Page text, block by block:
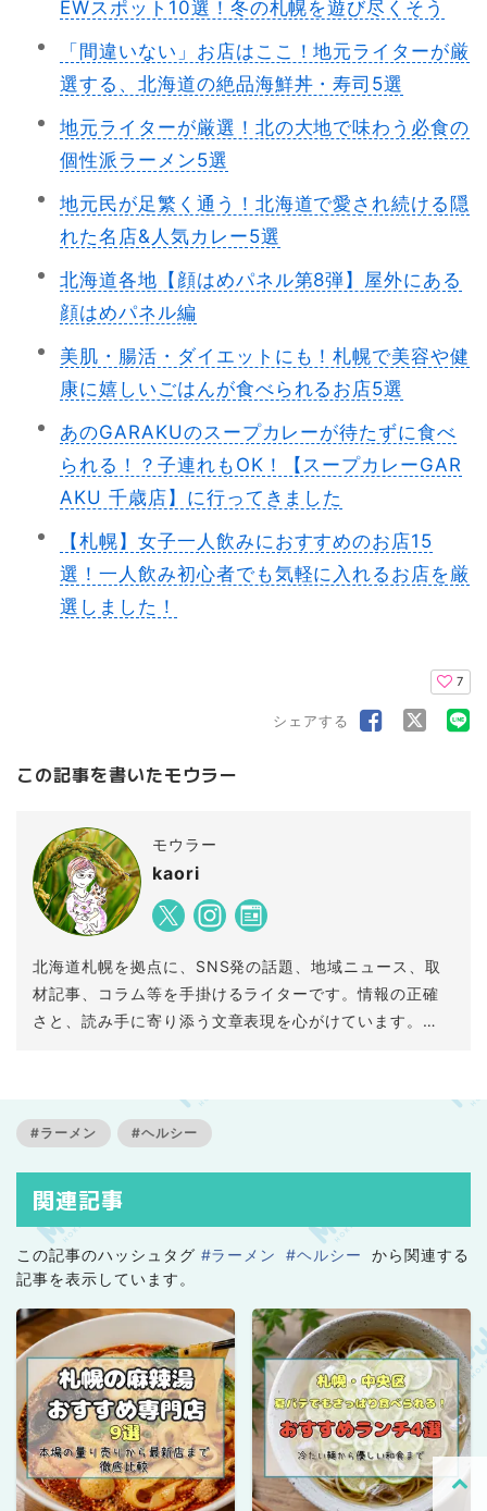
EWスポット10選！冬の札幌を遊び尽くそう
「間違いない」お店はここ！地元ライターが厳
選する、北海道の絶品海鮮丼・寿司5選
地元ライターが厳選！北の大地で味わう必食の
個性派ラーメン5選
地元民が足繁く通う！北海道で愛され続ける隠
れた名店&人気カレー5選
北海道各地【顔はめパネル第8弾】屋外にある
顔はめパネル編
美肌・腸活・ダイエットにも！札幌で美容や健
康に嬉しいごはんが食べられるお店5選
あのGARAKUのスープカレーが待たずに食べ
られる！？子連れもOK！【スープカレーGAR
AKU 千歳店】に行ってきました
【札幌】女子一人飲みにおすすめのお店15
選！一人飲み初心者でも気軽に入れるお店を厳
選しました！
7
シェアする
この記事を書いたモウラー
モウラー
kaori
北海道札幌を拠点に、SNS発の話題、地域ニュース、取
材記事、コラム等を手掛けるライターです。情報の正確
さと、読み手に寄り添う文章表現を心がけています。
としたグルメサイトも運営し、日常にある北海道の魅力
を生活者の目線で発信しています。
#ラーメン #ヘルシー
関連記事
この記事のハッシュタグ #ラーメン #ヘルシー
から関連する
記事を表示しています。